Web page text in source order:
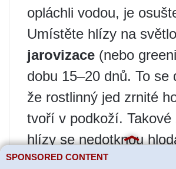
opláchli vodou, je
Umístěte hlízy na světlo
jarovizace (nebo
dobu 15–20 dnů. To se
že rostlinný jed zrnité
tvoří v podkoží. Takové
hlízy se nedotknou
hlodavého hmyzu.
SPONSORED CONTENT